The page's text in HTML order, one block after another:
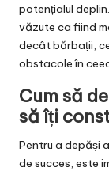
potențialul
văzute ca fiind
decât bărbații,
obstacole în
Cum să
să îți
Pentru a depăși
de succes, este